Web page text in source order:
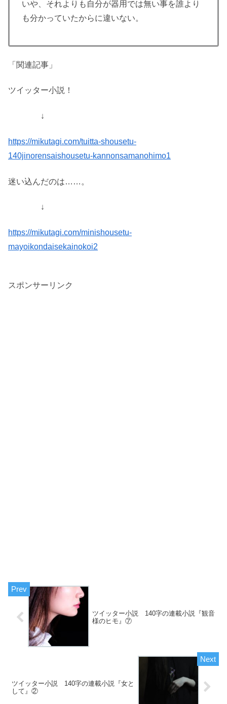
いや、それよりも自分が器用では無い事を誰より
も分かっていたからに違いない。
「関連記事」
ツイッター小説！
↓
https://mikutagi.com/tuitta-shousetu-
140jinorensaishousetu-kannonsamanohimo1
迷い込んだのは……。
↓
https://mikutagi.com/minishousetu-
mayoikondaisekainokoi2
スポンサーリンク
ツイッター小説 140字の連載小説『観音
様のヒモ』⑦
ツイッター小説 140字の連載小説『女と
して』②